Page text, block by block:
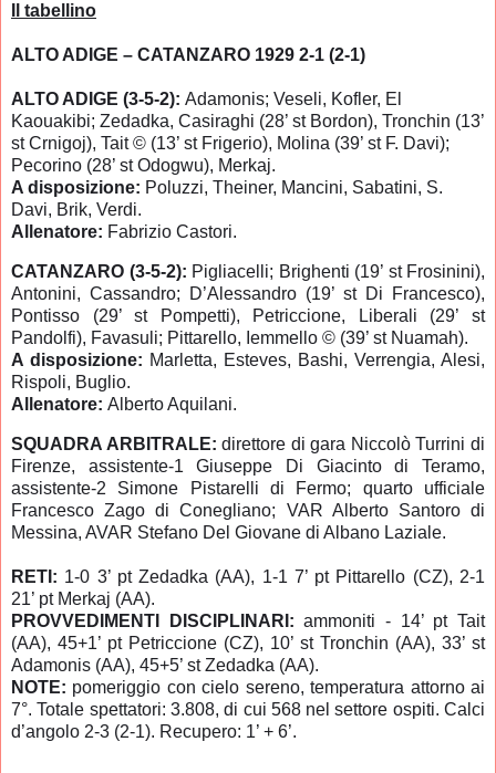
Il tabellino
ALTO ADIGE – CATANZARO 1929 2-1 (2-1)
ALTO ADIGE (3-5-2): Adamonis; Veseli, Kofler, El
Kaouakibi; Zedadka, Casiraghi (28’ st Bordon), Tronchin (13’
st Crnigoj), Tait © (13’ st Frigerio), Molina (39’ st F. Davi);
Pecorino (28’ st Odogwu), Merkaj.
A disposizione: Poluzzi, Theiner, Mancini, Sabatini, S.
Davi, Brik, Verdi.
Allenatore: Fabrizio Castori.
CATANZARO (3-5-2): Pigliacelli; Brighenti (19’ st Frosinini),
Antonini, Cassandro; D’Alessandro (19’ st Di Francesco),
Pontisso (29’ st Pompetti), Petriccione, Liberali (29’ st
Pandolfi), Favasuli; Pittarello, Iemmello © (39’ st Nuamah).
A disposizione: Marletta, Esteves, Bashi, Verrengia, Alesi,
Rispoli, Buglio.
Allenatore: Alberto Aquilani.
SQUADRA ARBITRALE: direttore di gara Niccolò Turrini di
Firenze, assistente-1 Giuseppe Di Giacinto di Teramo,
assistente-2 Simone Pistarelli di Fermo; quarto ufficiale
Francesco Zago di Conegliano; VAR Alberto Santoro di
Messina, AVAR Stefano Del Giovane di Albano Laziale.
RETI: 1-0 3’ pt Zedadka (AA), 1-1 7’ pt Pittarello (CZ), 2-1
21’ pt Merkaj (AA).
PROVVEDIMENTI DISCIPLINARI: ammoniti - 14’ pt Tait
(AA), 45+1’ pt Petriccione (CZ), 10’ st Tronchin (AA), 33’ st
Adamonis (AA), 45+5’ st Zedadka (AA).
NOTE: pomeriggio con cielo sereno, temperatura attorno ai
7°. Totale spettatori: 3.808, di cui 568 nel settore ospiti. Calci
d’angolo 2-3 (2-1). Recupero: 1’ + 6’.